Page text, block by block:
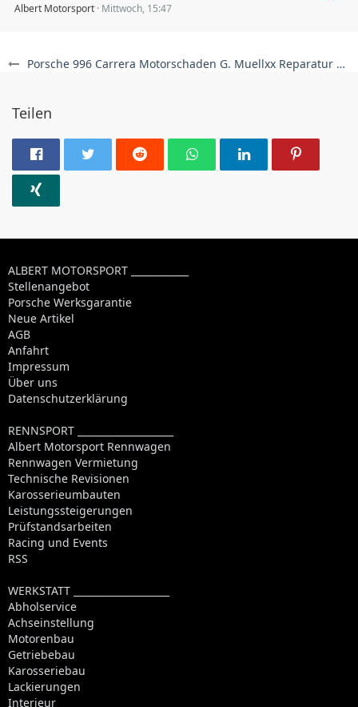
Porsche 996 Carrera Motorschaden G. Muellxx Reparatur bei Albert Motorsport
Albert Motorsport Mittwoch, 15:47
Teilen
ALBERT MOTORSPORT ____________
Stellenangebot
Porsche Werksgarantie
Neue Artikel
AGB
Anfahrt
Impressum
Über uns
Datenschutzerklärung
RENNSPORT ____________________
Albert Motorsport Rennwagen
Rennwagen Vermietung
Technische Revisionen
Karosserieumbauten
Leistungssteigerungen
Prüfstandsarbeiten
Racing und Events
RSS
WERKSTATT ____________________
Abholservice
Achseinstellung
Motorenbau
Getriebebau
Karosseriebau
Lackierungen
Interieur